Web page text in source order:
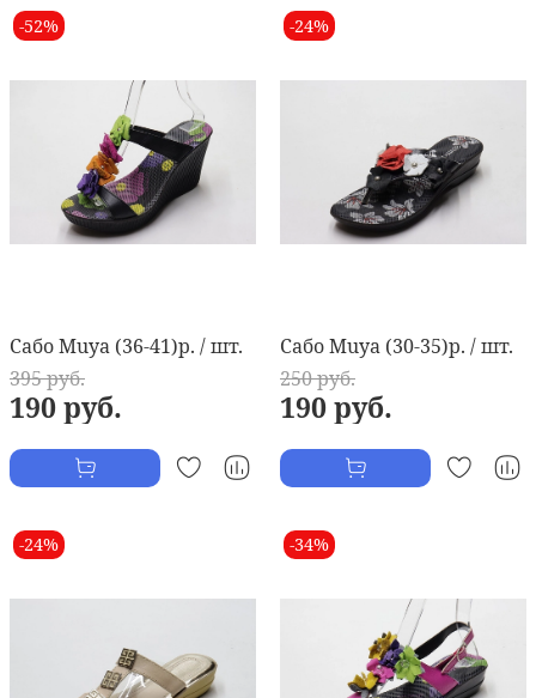
-52%
Сабо Muya (36-41)р. / шт.
395 руб.
190 руб.
-24%
Сабо Muya (30-35)р. / шт.
250 руб.
190 руб.
-24% -34%